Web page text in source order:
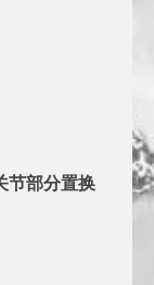
节部分置换